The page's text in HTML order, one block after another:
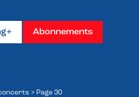
Abonnements
> Page 30